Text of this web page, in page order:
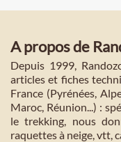
A propos de
Depuis 1999,
articles et fiches
France (Pyrénées,
Maroc, Réunion...) :
le trekking, nous
raquettes à neige, vtt,